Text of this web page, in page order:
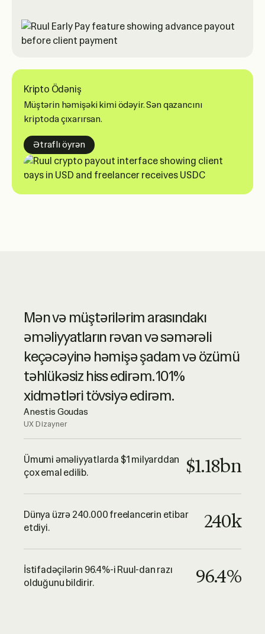
Kripto Ödəniş
Müştərin həmişəki kimi ödəyir. Sən qazancını
kriptoda çıxarırsan.
Ətraflı öyrənabout crypto payouts
Ruul yüksək səviyyəli müştəri
xidmətinin zirvəsi ilə qabaqcıl onlayn
xidmətlərin sinonimidir. Onlar çox
peşəkardır – şiddətlə tövsiyə edirəm.
Luciano Landaeta
Mən və müştərilərim arasındakı
əməliyyatların rəvan və səmərəli
keçəcəyinə həmişə şadam və özümü
təhlükəsiz hiss edirəm. 101%
xidmətləri tövsiyə edirəm.
Anestis Goudas
UX Dizayner
Bu nöqtəyə qədər deyə biləcəyim
odur ki, Ruul etibarlıdır və xidmətləri
əladır. Yaxşı işinizi davam etdirin
uşaqlar! Təşəkkür edirəm!
Adrian Lazea
QA Mühəndisi
Ümumi əməliyyatlarda $1 milyarddan
çox emal edilib.
$1.18bn
Dünya üzrə 240.000 freelancerin etibar
etdiyi.
240k
İstifadəçilərin 96.4%-i Ruul-dan razı
olduğunu bildirir.
96.4%